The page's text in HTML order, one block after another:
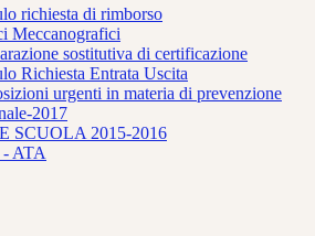
richiesta di rimborso
Meccanografici
sostitutiva di certificazione
Richiesta Entrata Uscita
urgenti in materia di prevenzione
2017
SCUOLA 2015-2016
ATA